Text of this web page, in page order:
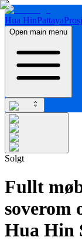
Hua HinPattaya
Open main menu
Solgt
Fullt
soverom
Hua Hin